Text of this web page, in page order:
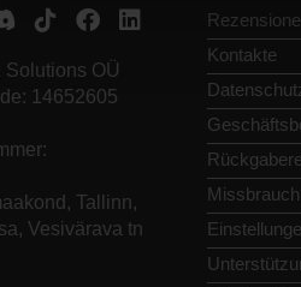
OÜ
14652605
Tallinn,
Vesivärava tn
Kontakte